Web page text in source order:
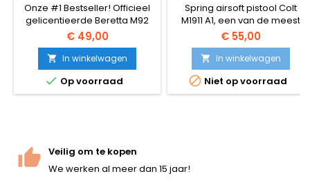
Onze #1 Bestseller! Officieel
gelicentieerde Beretta M92
FS van Umarex. Voorzien van
metalen onderdelen en een
bewegende hamer. Geen
gas nodig.
€ 49,00
 In winkelwagen
 Op voorraad
Spring airsoft pistool Colt
M1911 A1, een van de meest
realistische veerreplica's -
krachtig, nauwkeurig, prettig
om vast te houden en
gemakkelijk te gebruiken.
BAXS-schietsysteem laat BB's
draaien tijdens de vlucht,
€ 55,00
 In winkelwagen
 Niet op voorraad
Veilig om te kopen
We werken al meer dan 15 jaar!